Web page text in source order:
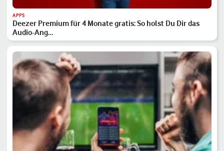
APPS
Deezer Premium für 4 Monate gratis: So holst Du Dir das
Audio-Ang…